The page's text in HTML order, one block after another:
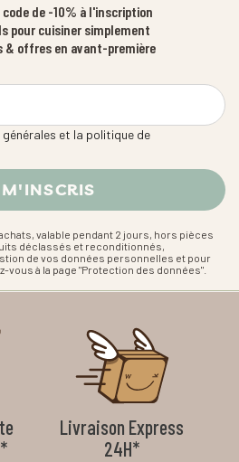
de -10% à l'inscription
pour cuisiner simplement
& offres en avant-première
et la politique de
valable pendant 2 jours, hors pièces
déclassés et reconditionnés,
de vos données personnelles et pour
à la page "Protection des données".
Livraison Express
24H*